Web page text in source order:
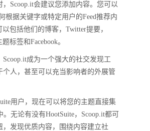
，Scoop.it会建议您添加内容。您可以
根据关键字或特定用户的Feed推荐内
以包括他们的博客，Twitter提要，
标签和Facebook。
Scoop.it成为一个强大的社交发现工
个人，甚至可以充当影响者的外展管
用户，现在可以将您的主题直接集
。无论有没有HootSuite，Scoop.it都可
，发现优质内容，围绕内容建立社